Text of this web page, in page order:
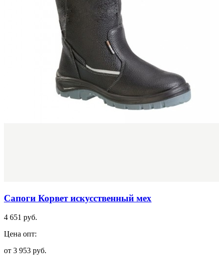
Сапоги Корвет искусственный мех
4 651 руб.
Цена опт:
от 3 953 руб.